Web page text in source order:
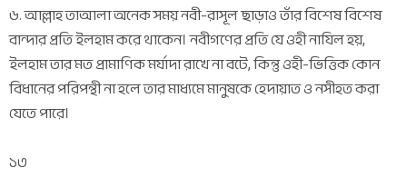
৬. আল্লাহ তাআলা অনেক সময় নবী-রাসূল ছাড়াও তাঁর বিশেষ বিশেষ
বান্দার প্রতি ইলহাম করে থাকেন। নবীগণের প্রতি যে ওহী নাযিল হয়,
ইলহাম তার মত প্রামাণিক মর্যাদা রাখে না বটে, কিন্তু ওহী-ভিত্তিক কোন
বিধানের পরিপন্থী না হলে তার মাধ্যমে মানুষকে হেদায়াত ও নসীহত করা
যেতে পারে।
১৩